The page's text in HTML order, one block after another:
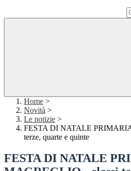
Home >
Novità >
Le notizie >
FESTA DI NATALE
terze, quarte e quinte
FESTA DI NATALE